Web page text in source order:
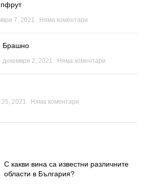
7, 2021 Няма коментари
Брашно
декември 2, 2021 Няма коментари
2021 Няма коментари
С какви вина са известни различните
области в България?